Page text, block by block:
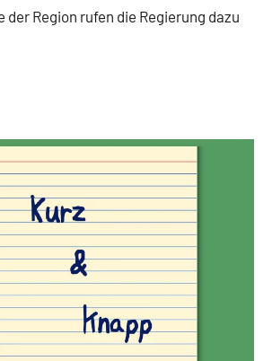
Region rufen die Regierung dazu